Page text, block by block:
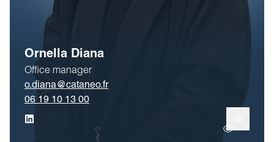
Ornella Diana
Office manager
o.diana@cataneo.fr
06 19 10 13 00